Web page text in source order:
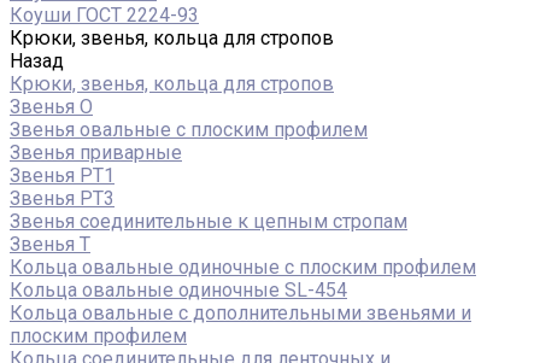
Коуши ГОСТ 2224-93
Крюки, звенья, кольца для стропов
Назад
Крюки, звенья, кольца для стропов
Звенья О
Звенья овальные с плоским профилем
Звенья приварные
Звенья РТ1
Звенья РТ3
Звенья соединительные к цепным стропам
Звенья Т
Кольца овальные одиночные c плоским профилем
Кольца овальные одиночные SL-454
Кольца овальные с дополнительными звеньями и
плоским профилем